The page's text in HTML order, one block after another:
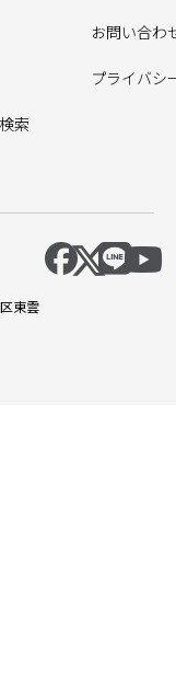
索
お問い合わ
プライバシ
東雲